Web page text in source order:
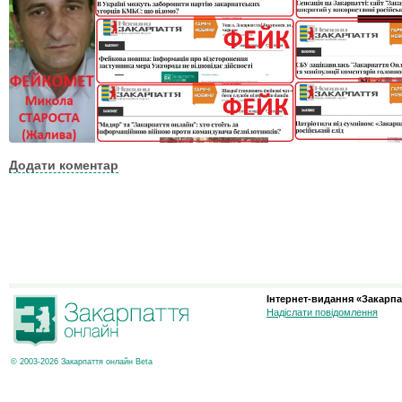
Додати коментар
© 2003-2026 Закарпаття онлайн Beta
Інтернет-видання
Надіслати повідомлення